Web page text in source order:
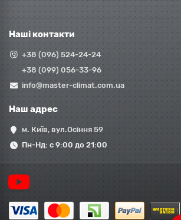
Наші контакти
+38 (096) 524-24-24
+38 (099) 056-33-96
info@master-climat.com.ua
Наш адрес
м. Київ, вул.Осіння 59
Пн-Нд: с 9:00 до 21:00